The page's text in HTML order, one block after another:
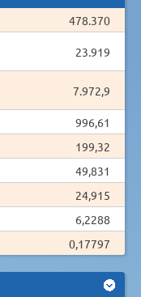
478.370
23.919
7.972,9
996,61
199,32
49,831
24,915
6,2288
0,17797